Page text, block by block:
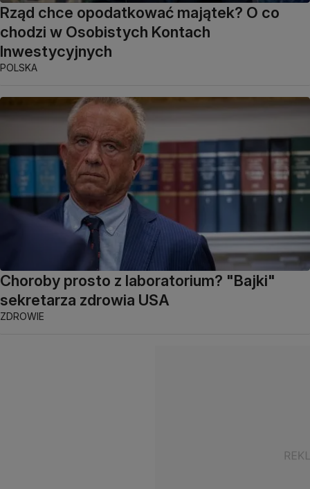
Rząd chce opodatkować majątek? O co
chodzi w Osobistych Kontach
Inwestycyjnych
POLSKA
Choroby prosto z laboratorium? "Bajki"
sekretarza zdrowia USA
ZDROWIE